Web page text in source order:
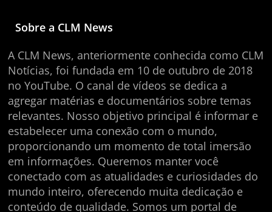
Sobre a CLM News
A CLM News, anteriormente conhecida como CLM
Notícias, foi fundada em 10 de outubro de 2018
no YouTube. O canal de vídeos se dedica a
agregar matérias e documentários sobre temas
relevantes. Nosso objetivo principal é informar e
estabelecer uma conexão com o mundo,
proporcionando um momento de total imersão
em informações. Queremos manter você
conectado com as atualidades e curiosidades do
mundo inteiro, oferecendo muita dedicação e
conteúdo de qualidade. Somos um portal de